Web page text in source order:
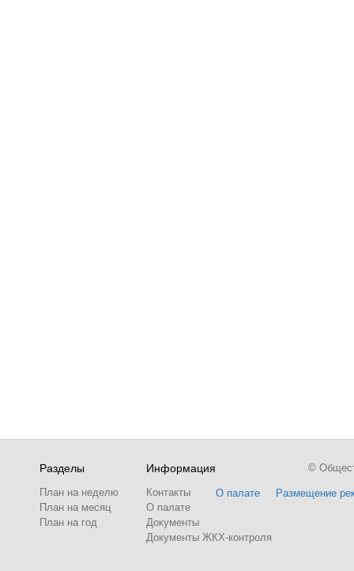
Разделы
План на неделю
План на месяц
План на год
Информация
Контакты
О палате
Документы
Документы ЖКХ-контроля
О палате Размещение
©